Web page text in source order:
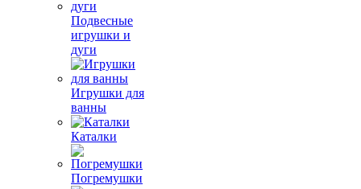
Подвесные
игрушки и
дуги
Игрушки для
ванны
Каталки
Погремушки